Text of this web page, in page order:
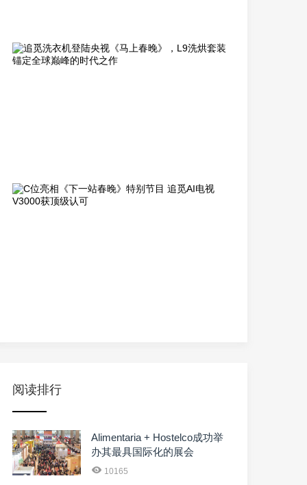
阅读排行
Alimentaria + Hostelco成功举
办其最具国际化的展会
10165